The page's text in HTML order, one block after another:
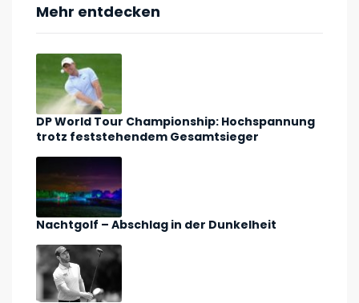
Mehr entdecken
DP World Tour Championship: Hochspannung
trotz feststehendem Gesamtsieger
Nachtgolf – Abschlag in der Dunkelheit